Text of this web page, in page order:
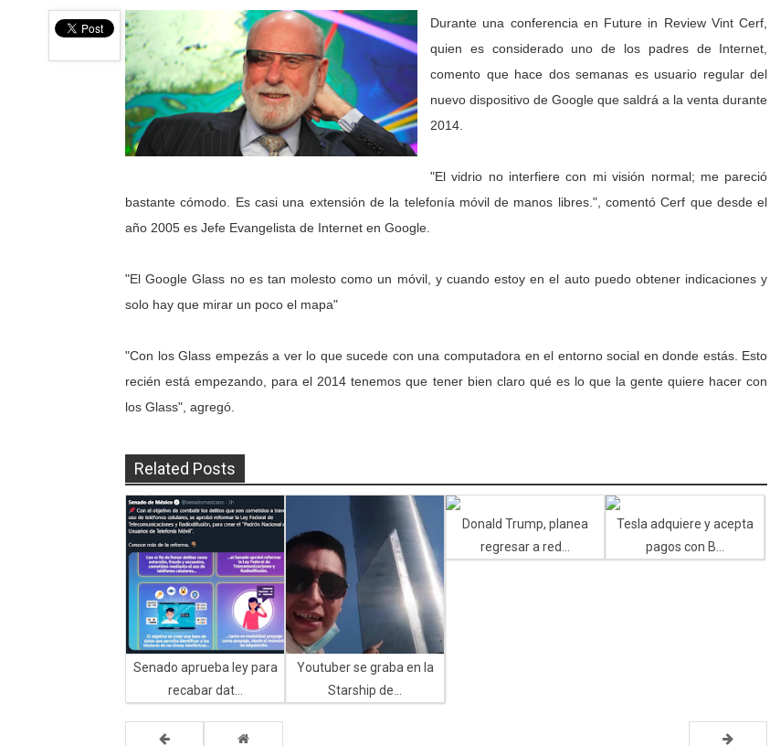
Durante una conferencia en Future in ReviewVint Cerf,
quien es considerado uno de los padres de Internet,
comento que hace dos semanas es usuario regular del
nuevo dispositivo de Google que saldrá a la venta durante
2014.
"El vidrio no interfiere con mi visión normal; me pareció
bastante cómodo. Es casi una extensión de la telefonía móvil de manos libres.", comentó Cerf que desde el
año 2005 es Jefe Evangelista de Internet en Google.
"El Google Glass no es tan molesto como un móvil, y cuando estoy en el auto puedo obtener indicaciones y
solo hay que mirar un poco el mapa"
"Con los Glass empezás a ver lo que sucede con una computadora en el entorno social en donde estás. Esto
recién está empezando, para el 2014 tenemos que tener bien claro qué es lo que la gente quiere hacer con
los Glass", agregó.
Related Posts
Senado aprueba ley para
recabar dat...
Youtuber se graba en la
Starship de...
Donald Trump, planea
regresar a red...
Tesla adquiere y acepta
pagos con B...